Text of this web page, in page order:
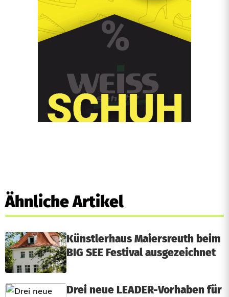
Ähnliche Artikel
Künstlerhaus Maiersreuth beim
BIG SEE Festival ausgezeichnet
Drei neue LEADER-Vorhaben für